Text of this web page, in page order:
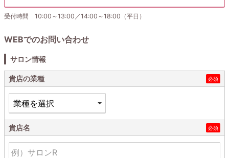
受付時間 10:00～13:00／14:00～18:00（平日）
WEBでのお問い合わせ
サロン情報
貴店の業種
貴店名